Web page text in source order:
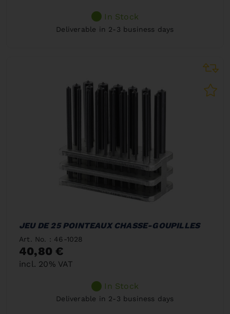
In Stock
Deliverable in 2-3 business days
JEU DE 25 POINTEAUX CHASSE-GOUPILLES
Art. No. : 46-1028
40,80 €
incl. 20% VAT
In Stock
Deliverable in 2-3 business days